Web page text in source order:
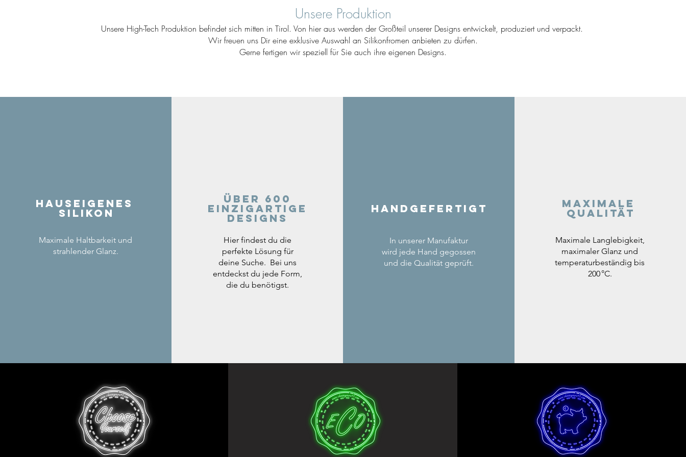
Unsere Produktion
Unsere High-Tech Produktion befindet sich mitten in Tirol. Von hier aus werden der Großteil unserer Designs entwickelt, produziert und verpackt.
Wir freuen uns Dir eine exklusive Auswahl an Silikonfromen anbieten zu dürfen.
Gerne fertigen wir speziell für Sie auch ihre eigenen Designs.
Hauseigenes
Silikon
Maximale Haltbarkeit und
strahlender Glanz.
Über 600
einzigartige
Designs
Hier findest du die
perfekte Lösung für
deine Suche. Bei uns
entdeckst du jede Form,
die du benötigst.
Handgefertigt
In unserer Manufaktur
wird jede Hand gegossen
und die Qualität geprüft.
Maximale
Qualität
Maximale Langlebigkeit,
maximaler Glanz und
temperaturbeständig bis
200 °C.